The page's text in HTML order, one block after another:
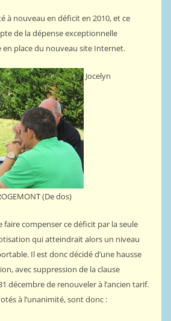
à nouveau en déficit en 2010, et ce
de la dépense exceptionnelle
en place du nouveau site Internet.
Jocelyn
(De dos)
faire compenser ce déficit par la seule
qui atteindrait alors un niveau
Il est donc décidé d’une hausse
avec suppression de la clause
décembre de renouveler à l’ancien tarif.
à l’unanimité, sont donc :